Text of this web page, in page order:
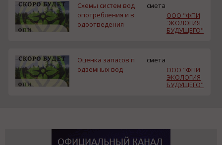
Схемы систем вод
опотребления и в
одоотведения
смета
ООО "ФПИ
ЭКОЛОГИЯ
БУДУЩЕГО"
Оценка запасов п
одземных вод
смета
ООО "ФПИ
ЭКОЛОГИЯ
БУДУЩЕГО"